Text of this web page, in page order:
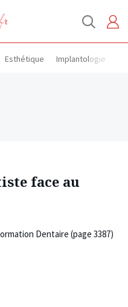
Esthétique Implantologie
face au
Dentaire (page 3387)